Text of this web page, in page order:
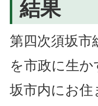
結果
第四次須坂市
を市政に生
坂市内にお